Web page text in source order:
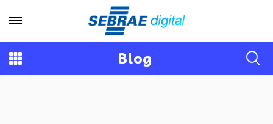
Blog